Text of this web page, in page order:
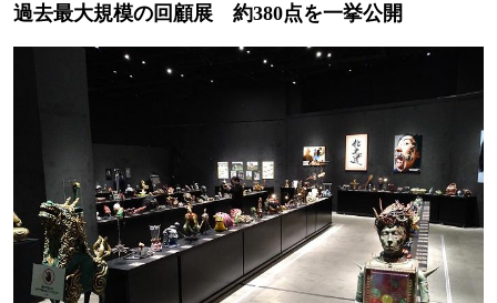
過去最大規模の回顧展 約380点を一挙公開